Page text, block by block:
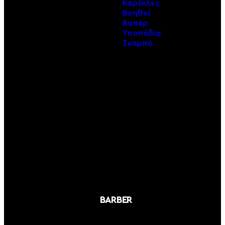
Καρέκλες
Βοηθοί
Βαπέρ
Υποπόδια
Σκαμπό
BARBER